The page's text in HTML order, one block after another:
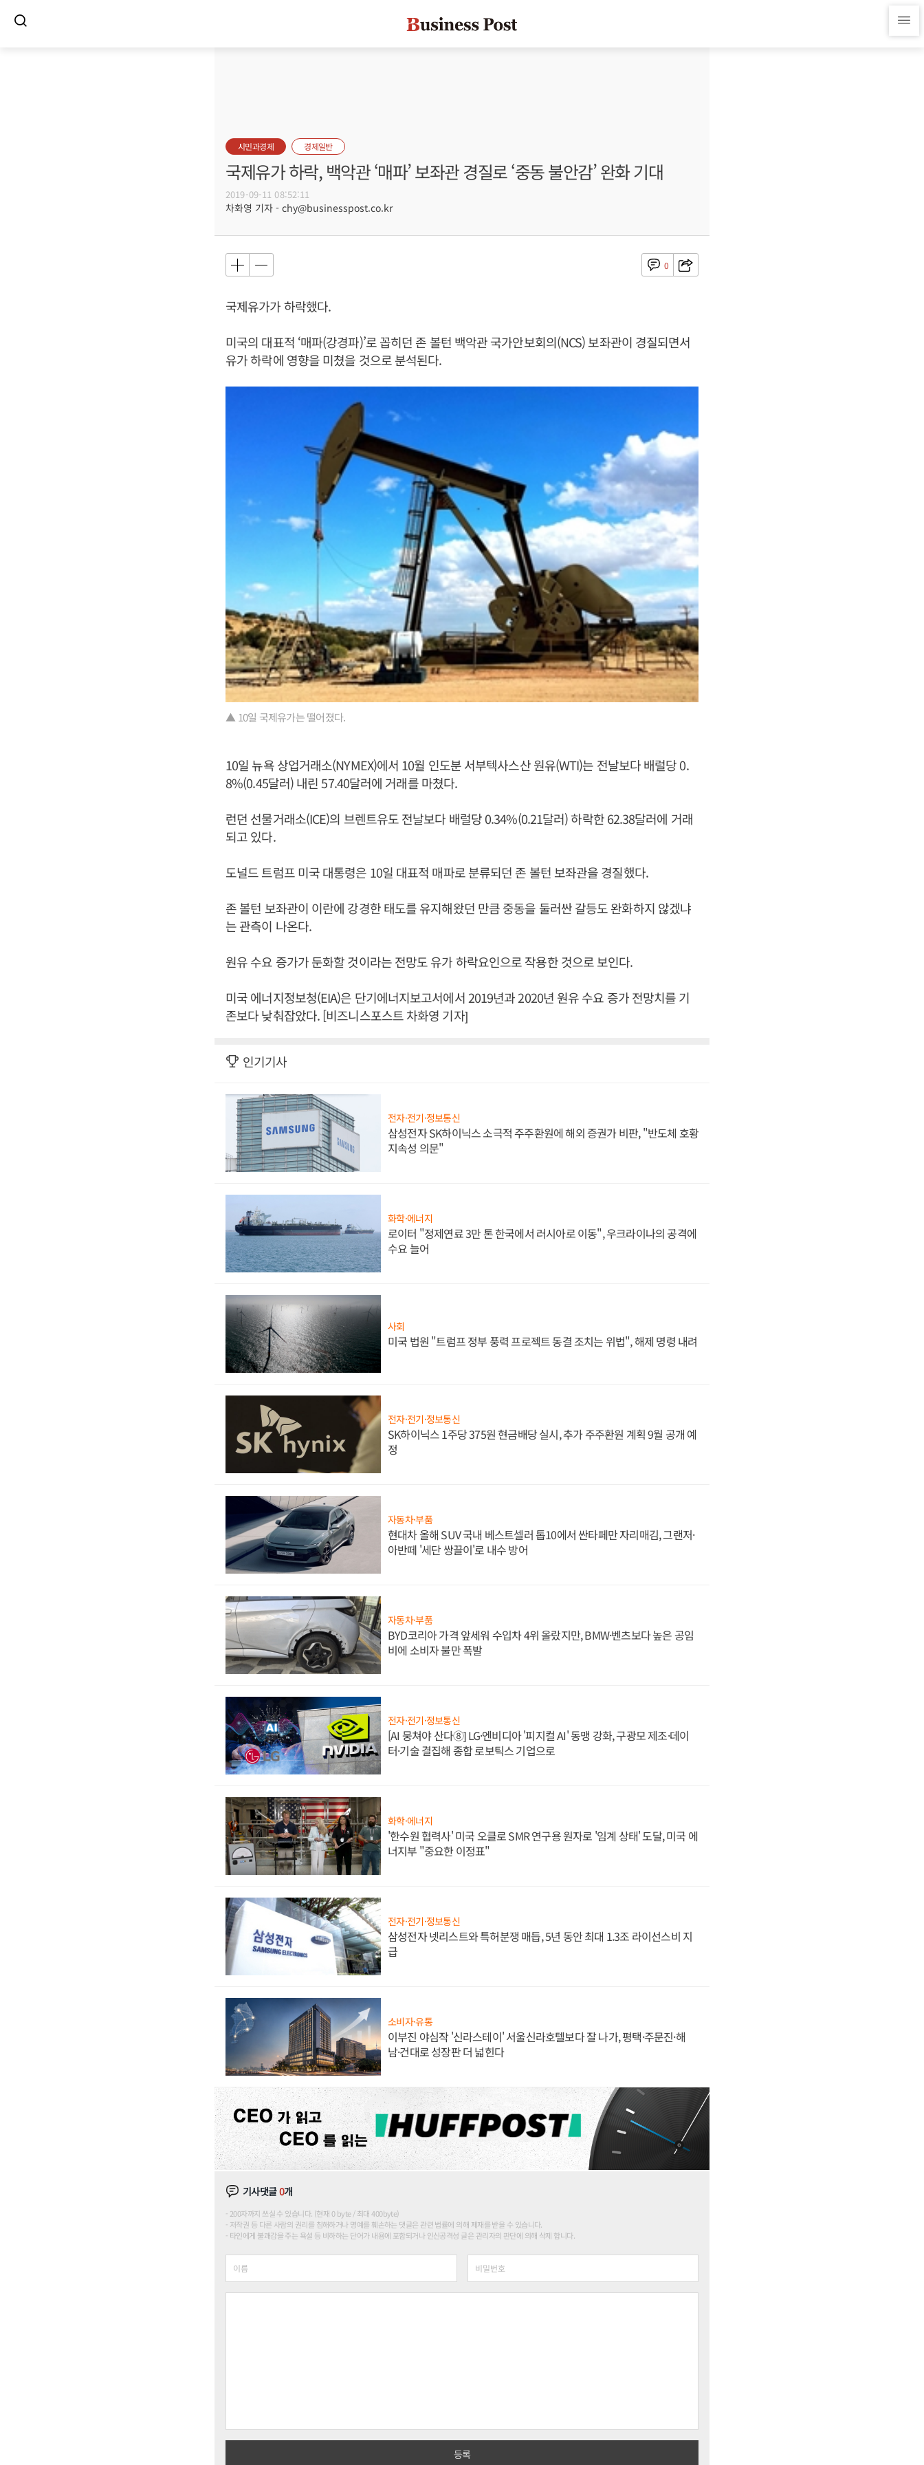
시민과경제 경제일반
국제유가 하락, 백악관 ‘매파’ 보좌관 경질로 ‘중동 불안감’ 완화 기대
2019-09-11 08:52:11
차화영 기자 - chy@businesspost.co.kr
0
국제유가가 하락했다.
미국의 대표적 ‘매파(강경파)’로 꼽히던 존 볼턴 백악관 국가안보회의(NCS) 보좌관이 경질되면서
유가 하락에 영향을 미쳤을 것으로 분석된다.
▲ 10일 국제유가는 떨어졌다.
10일 뉴욕 상업거래소(NYMEX)에서 10월 인도분 서부텍사스산 원유(WTI)는 전날보다 배럴당 0.
8%(0.45달러) 내린 57.40달러에 거래를 마쳤다.
런던 선물거래소(ICE)의 브렌트유도 전날보다 배럴당 0.34%(0.21달러) 하락한 62.38달러에 거래
되고 있다.
도널드 트럼프 미국 대통령은 10일 대표적 매파로 분류되던 존 볼턴 보좌관을 경질했다.
존 볼턴 보좌관이 이란에 강경한 태도를 유지해왔던 만큼 중동을 둘러싼 갈등도 완화하지 않겠냐
는 관측이 나온다.
원유 수요 증가가 둔화할 것이라는 전망도 유가 하락요인으로 작용한 것으로 보인다.
미국 에너지정보청(EIA)은 단기에너지보고서에서 2019년과 2020년 원유 수요 증가 전망치를 기
존보다 낮춰잡았다. [비즈니스포스트 차화영 기자]
인기기사
전자·전기·정보통신
삼성전자 SK하이닉스 소극적 주주환원에 해외 증권가 비판, "반도체 호황
지속성 의문"
화학·에너지
로이터 "정제연료 3만 톤 한국에서 러시아로 이동", 우크라이나의 공격에
수요 늘어
사회
미국 법원 "트럼프 정부 풍력 프로젝트 동결 조치는 위법", 해제 명령 내려
전자·전기·정보통신
SK하이닉스 1주당 375원 현금배당 실시, 추가 주주환원 계획 9월 공개 예
정
자동차·부품
현대차 올해 SUV 국내 베스트셀러 톱10에서 싼타페만 자리매김, 그랜저·
아반떼 '세단 쌍끌이'로 내수 방어
자동차·부품
BYD코리아 가격 앞세워 수입차 4위 올랐지만, BMW·벤츠보다 높은 공임
비에 소비자 불만 폭발
전자·전기·정보통신
[AI 뭉쳐야 산다⑧] LG·엔비디아 '피지컬 AI' 동맹 강화, 구광모 제조·데이
터·기술 결집해 종합 로보틱스 기업으로
화학·에너지
'한수원 협력사' 미국 오클로 SMR 연구용 원자로 '임계 상태' 도달, 미국 에
너지부 "중요한 이정표"
전자·전기·정보통신
삼성전자 넷리스트와 특허분쟁 매듭, 5년 동안 최대 1.3조 라이선스비 지
급
소비자·유통
이부진 야심작 '신라스테이' 서울신라호텔보다 잘 나가, 평택·주문진·해
남·건대로 성장판 더 넓힌다
기사댓글0개
200자까지 쓰실 수 있습니다. (현재 0 byte / 최대 400byte)
저작권 등 다른 사람의 권리를 침해하거나 명예를 훼손하는 댓글은 관련 법률에 의해 제재를 받을 수 있습니다.
타인에게 불쾌감을 주는 욕설 등 비하하는 단어가 내용에 포함되거나 인신공격성 글은 관리자의 판단에 의해 삭제 합니다.